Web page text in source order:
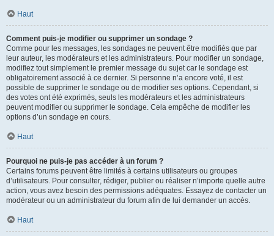
Haut
Comment puis-je modifier ou supprimer un sondage ?
Comme pour les messages, les sondages ne peuvent être modifiés que par
leur auteur, les modérateurs et les administrateurs. Pour modifier un sondage,
modifiez tout simplement le premier message du sujet car le sondage est
obligatoirement associé à ce dernier. Si personne n’a encore voté, il est
possible de supprimer le sondage ou de modifier ses options. Cependant, si
des votes ont été exprimés, seuls les modérateurs et les administrateurs
peuvent modifier ou supprimer le sondage. Cela empêche de modifier les
options d’un sondage en cours.
Haut
Pourquoi ne puis-je pas accéder à un forum ?
Certains forums peuvent être limités à certains utilisateurs ou groupes
d’utilisateurs. Pour consulter, rédiger, publier ou réaliser n’importe quelle autre
action, vous avez besoin des permissions adéquates. Essayez de contacter un
modérateur ou un administrateur du forum afin de lui demander un accès.
Haut